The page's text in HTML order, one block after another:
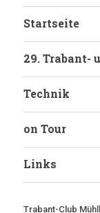
Startseite
29. Trabant-
Technik
on Tour
Links
Trabant-Club